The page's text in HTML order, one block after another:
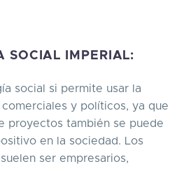
SOCIAL IMPERIAL:
social si permite usar la
y políticos, ya que
proyectos también se puede
en la sociedad. Los
ser empresarios,